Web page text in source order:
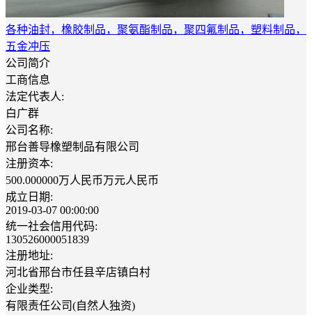
各种油封，橡胶制品，聚氨酯制品，聚四氟制品，塑料制品，
五金冲压
公司简介
工商信息
法定代表人:
白广群
公司名称:
邢台善导橡塑制品有限公司
注册资本:
500.000000万人民币万元人民币
成立日期:
2019-03-07 00:00:00
统一社会信用代码:
130526000051839
注册地址:
河北省邢台市任县辛店镇白村
企业类型:
有限责任公司(自然人独资)